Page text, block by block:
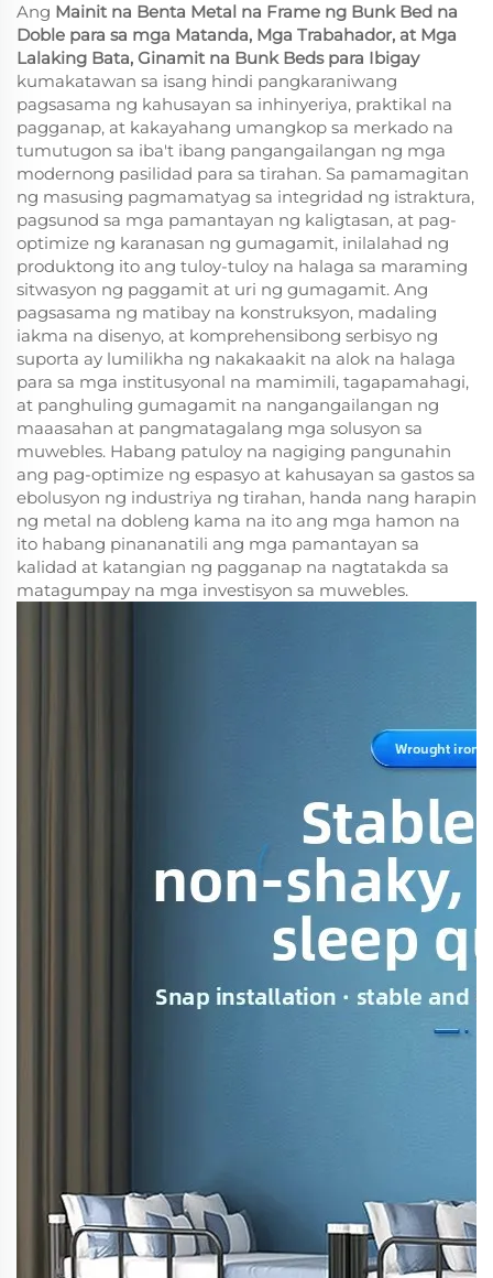
Ang Mainit na Benta Metal na Frame ng Bunk Bed na
Doble para sa mga Matanda, Mga Trabahador, at Mga
Lalaking Bata, Ginamit na Bunk Beds para Ibigay
kumakatawan sa isang hindi pangkaraniwang
pagsasama ng kahusayan sa inhinyeriya, praktikal na
pagganap, at kakayahang umangkop sa merkado na
tumutugon sa iba't ibang pangangailangan ng mga
modernong pasilidad para sa tirahan. Sa pamamagitan
ng masusing pagmamatyag sa integridad ng istraktura,
pagsunod sa mga pamantayan ng kaligtasan, at pag-
optimize ng karanasan ng gumagamit, inilalahad ng
produktong ito ang tuloy-tuloy na halaga sa maraming
sitwasyon ng paggamit at uri ng gumagamit. Ang
pagsasama ng matibay na konstruksyon, madaling
iakma na disenyo, at komprehensibong serbisyo ng
suporta ay lumilikha ng nakakaakit na alok na halaga
para sa mga institusyonal na mamimili, tagapamahagi,
at panghuling gumagamit na nangangailangan ng
maaasahan at pangmatagalang mga solusyon sa
muwebles. Habang patuloy na nagiging pangunahin
ang pag-optimize ng espasyo at kahusayan sa gastos sa
ebolusyon ng industriya ng tirahan, handa nang harapin
ng metal na dobleng kama na ito ang mga hamon na
ito habang pinananatili ang mga pamantayan sa
kalidad at katangian ng pagganap na nagtatakda sa
matagumpay na mga investisyon sa muwebles.